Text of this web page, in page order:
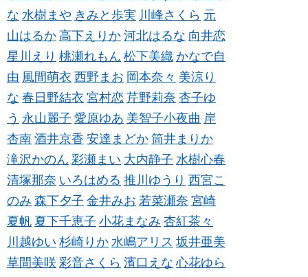
な 水樹まや きみと歩実 川峰さくら 元
山はるか 高下えりか 河北はるな 向井恋
星川えり 桃瀬れもん 松下美織 かなで自
由 風間萌衣 西野まお 岡本奈々 美涼り
な 春日野結衣 宮村恋 芹野莉奈 杏子ゆ
う 永山麗子 愛原ゆあ 美智子小夜曲 岸
杏南 酒井京香 安達まどか 筒井まりか
滝沢かのん 彩瀬まい 大内静子 水樹心春
清塚那奈 いろはめる 推川ゆうり 西宮こ
のみ 森下夕子 金井みお 若菜瀬奈 宮崎
夏帆 夏下千恵子 小花まなみ 杏紅茶々
川越ゆい 杉崎りか 水嶋アリス 坂井亜美
草間美咲 彩音さくら 濱口えな 心花ゆら